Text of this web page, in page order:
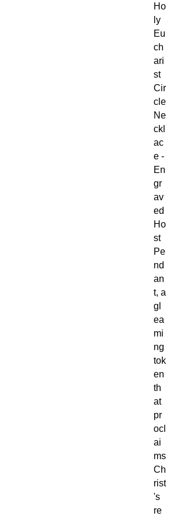
Ho
ly
Eu
ch
ari
st
Cir
cle
Ne
ckl
ac
e -
En
gr
av
ed
Ho
st
Pe
nd
an
t, a
gl
ea
mi
ng
tok
en
th
at
pr
ocl
ai
ms
Ch
rist
's
re